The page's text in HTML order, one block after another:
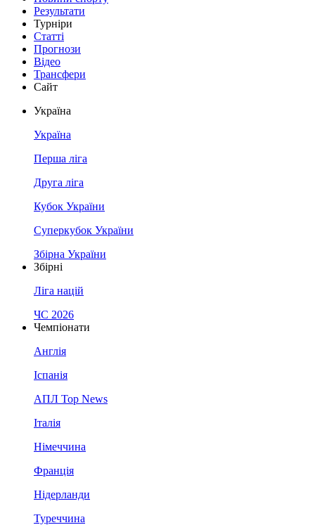
Результати
Турніри
Статті
Прогнози
Відео
Трансфери
Сайт
Україна
Україна
Перша ліга
Друга ліга
Кубок України
Суперкубок України
Збірна України
Збірні
Ліга націй
ЧС 2026
Чемпіонати
Англія
Іспанія
АПЛ Top News
Італія
Німеччина
Франція
Нідерланди
Туреччина